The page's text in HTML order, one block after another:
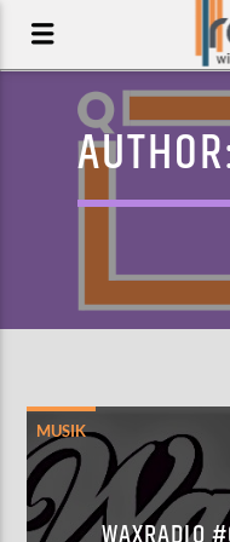
AKTUELLER TRACK
KAMIKAZE
CONNIE CONSTANCE
MUSIK